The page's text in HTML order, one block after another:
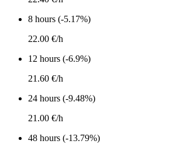
8 hours (-5.17%)
22.00 €/h
12 hours (-6.9%)
21.60 €/h
24 hours (-9.48%)
21.00 €/h
48 hours (-13.79%)